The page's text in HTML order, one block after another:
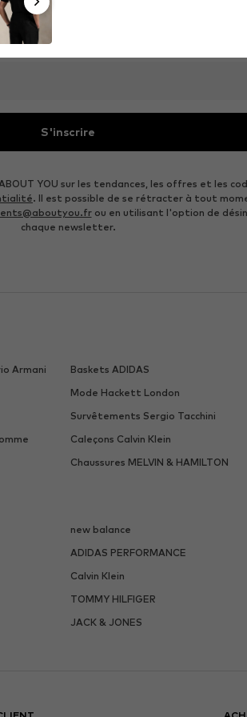
et recevez des offres exclusives
femmes
S'inscrire
YOU sur les tendances, les offres et les
. Il est possible de se rétracter à tout
ou en utilisant l'option de
chaque newsletter.
Armani Baskets ADIDAS
Mode Hackett London
Survêtements Sergio Tacchini
Caleçons Calvin Klein
Chaussures MELVIN & HAMILTON
new balance
ADIDAS PERFORMANCE
Calvin Klein
TOMMY HILFIGER
JACK & JONES